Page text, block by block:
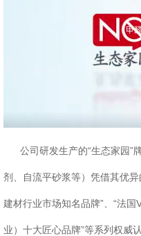
公司研发生产的“生态家园”
剂、自流平砂浆等）凭借其优
建材行业市场知名品牌”、“法
业）十大匠心品牌”等系列权威认